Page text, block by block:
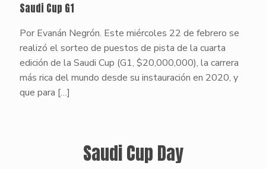
Saudi Cup G1
Por Evanán Negrón. Este miércoles 22 de febrero se
realizó el sorteo de puestos de pista de la cuarta
edición de la Saudi Cup (G1, $20,000,000), la carrera
más rica del mundo desde su instauración en 2020, y
que para […]
Saudi Cup Day